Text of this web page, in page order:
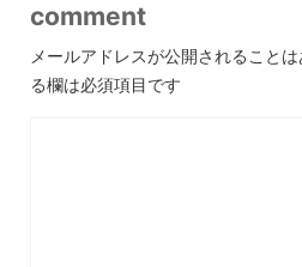
comment
メールアドレスが公開されることは
る欄は必須項目です